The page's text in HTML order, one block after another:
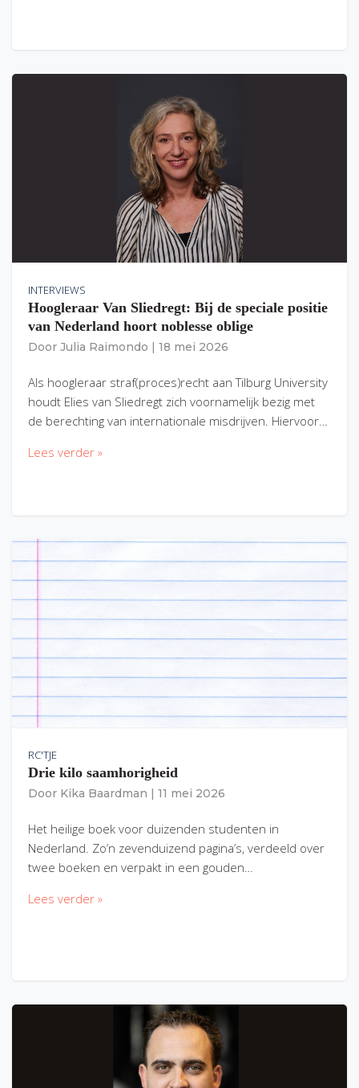
INTERVIEWS
Hoogleraar Van Sliedregt: Bij de speciale positie
van Nederland hoort noblesse oblige
Door Julia Raimondo 18 mei 2026
Als hoogleraar straf(proces)recht aan Tilburg University
houdt Elies van Sliedregt zich voornamelijk bezig met
de berechting van internationale misdrijven. Hiervoor…
Lees verder »
RC'TJE
Drie kilo saamhorigheid
Door Kika Baardman 11 mei 2026
Het heilige boek voor duizenden studenten in
Nederland. Zo’n zevenduizend pagina’s, verdeeld over
twee boeken en verpakt in een gouden…
Lees verder »